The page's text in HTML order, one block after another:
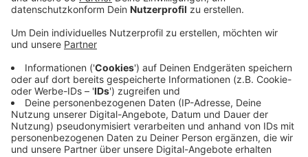
Anzeige
Durch den Scan werden demnach Risse und Schäden
im Gemäuer sichtbar gemacht. Übernommen hat das
Ganze eine Firma aus Dortmund. Sie wird laut Stadt
jetzt die Ergebnisse vom Scan zusammenfassen und
dann im November vorstellen. Auf dieser Grundlage
sollen dann weitere Schritte zur Instandsetzung der